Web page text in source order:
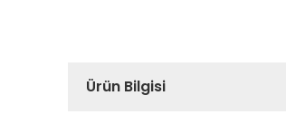
Ürün Bilgisi